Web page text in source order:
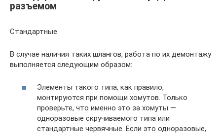
разъемом
Стандартные
В случае наличия таких шлангов, работа по их демонтажу
выполняется следующим образом:
Элементы такого типа, как правило,
монтируются при помощи хомутов. Только
проверьте, что именно это за хомуты —
одноразовые скручиваемого типа или
стандартные червячные. Если это одноразовые,